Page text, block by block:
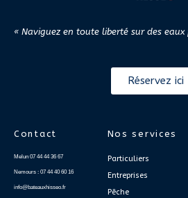
« Naviguez en toute liberté sur des eaux
Réservez ici
Contact
Melun 07 44 44 36 67
Nemours : 07 44 40 60 16
info@bateauxhisseo.fr
Nos services
Particuliers
Entreprises
Pêche